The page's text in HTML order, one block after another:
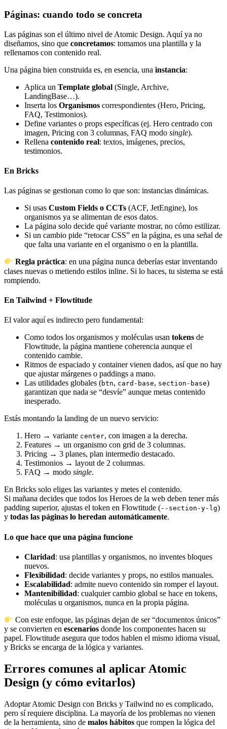
Páginas: cuando todo se concreta
Las páginas son el último nivel de Atomic Design. Aquí ya no
diseñamos, sino que concretamos: tomamos una plantilla y la
rellenamos con contenido real.
Una página bien construida es, en esencia, una instancia:
Aplica un Template global (Single, Archive,
LandingBase…).
Inserta los Organismos correspondientes (Hero, Pricing,
FAQ, Testimonios).
Define variantes o props específicas (ej. Hero centrado con
imagen, Pricing con 3 columnas, FAQ modo single).
Rellena contenido real: textos, imágenes, precios,
testimonios.
En Bricks
Las páginas se gestionan como lo que son: instancias dinámicas.
Si usas Custom Fields o CCTs (ACF, JetEngine), los
organismos ya se alimentan de esos datos.
La página solo decide qué variante mostrar, no cómo estilizar.
Si un cambio pide “retocar CSS” en la página, es una señal de
que falta una variante en el organismo o en la plantilla.
Regla práctica: en una página nunca deberías estar inventando
clases nuevas o metiendo estilos inline. Si lo haces, tu sistema se está
rompiendo.
En Tailwind + Flowtitude
El valor aquí es indirecto pero fundamental:
Como todos los organismos y moléculas usan tokens de
Flowtitude, la página mantiene coherencia aunque el
contenido cambie.
Ritmos de espaciado y container vienen dados, así que no hay
que ajustar márgenes o paddings a mano.
Las utilidades globales (btn, card-base, section-base)
garantizan que nada se “desvíe” aunque metas contenido
inesperado.
Estás montando la landing de un nuevo servicio:
Hero → variante center, con imagen a la derecha.
Features → un organismo con grid de 3 columnas.
Pricing → 3 planes, plan intermedio destacado.
Testimonios → layout de 2 columnas.
FAQ → modo single.
En Bricks solo eliges las variantes y metes el contenido.
Si mañana decides que todos los Heroes de la web deben tener más
padding superior, ajustas el token en Flowtitude (--section-y-lg)
y todas las páginas lo heredan automáticamente.
Lo que hace que una página funcione
Claridad: usa plantillas y organismos, no inventes bloques
nuevos.
Flexibilidad: decide variantes y props, no estilos manuales.
Escalabilidad: admite nuevo contenido sin romper el layout.
Mantenibilidad: cualquier cambio global se hace en tokens,
moléculas u organismos, nunca en la propia página.
Con este enfoque, las páginas dejan de ser “documentos únicos”
y se convierten en escenarios donde los componentes hacen su
papel. Flowtitude asegura que todos hablen el mismo idioma visual,
y Bricks se encarga de la lógica y variantes.
Errores comunes al aplicar Atomic
Design (y cómo evitarlos)
Adoptar Atomic Design con Bricks y Tailwind no es complicado,
pero sí requiere disciplina. La mayoría de los problemas no vienen
de la herramienta, sino de malos hábitos que rompen la lógica del